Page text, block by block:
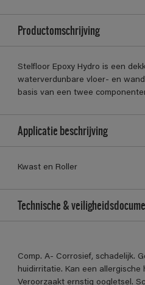
Productomschrijving
Stelfloor Epoxy Hydro is een
waterverdunbare vloer- en
basis van een twee
Applicatie beschrijving
Kwast en Roller
Technische &
Comp. A- Corrosief, schadelijk.
huidirritatie. Kan een allergische
Veroorzaakt ernstig oogletsel.